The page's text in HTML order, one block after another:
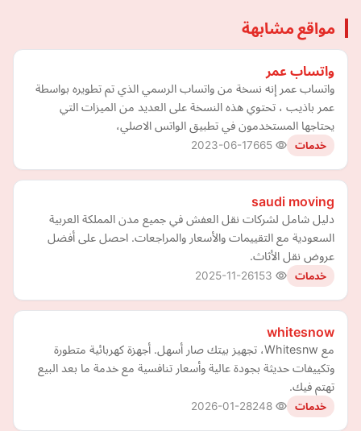
مواقع مشابهة
واتساب عمر
واتساب عمر إنه نسخة من واتساب الرسمي الذي تم تطويره بواسطة
عمر باذيب ، تحتوي هذه النسخة على العديد من الميزات التي
يحتاجها المستخدمون في تطبيق الواتس الاصلي،
خدمات 2023-06-17
saudi moving
دليل شامل لشركات نقل العفش في جميع مدن المملكة العربية
السعودية مع التقييمات والأسعار والمراجعات. احصل على أفضل
عروض نقل الأثاث.
خدمات 2025-11-26
whitesnow
مع Whitesnw، تجهيز بيتك صار أسهل. أجهزة كهربائية متطورة
وتكييفات حديثة بجودة عالية وأسعار تنافسية مع خدمة ما بعد البيع
تهتم فيك.
خدمات 2026-01-28